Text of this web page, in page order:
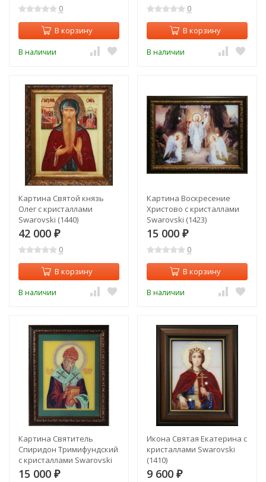
0
В корзину
В наличии
0
В корзину
В наличии
Картина Святой князь
Олег с кристаллами
Swarovski (1440)
42 000 ₽
0
В корзину
В наличии
Картина Воскресение
Христово с кристаллами
Swarovski (1423)
15 000 ₽
0
В корзину
В наличии
Картина Святитель
Спиридон Тримифундский
с кристаллами Swarovski
(1422)
15 000 ₽
Икона Святая Екатерина с
кристаллами Swarovski
(1410)
9 600 ₽